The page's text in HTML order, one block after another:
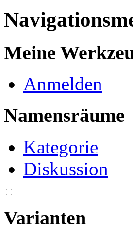
Meine
Anmelden
Namensräume
Kategorie
Diskussion
Varianten